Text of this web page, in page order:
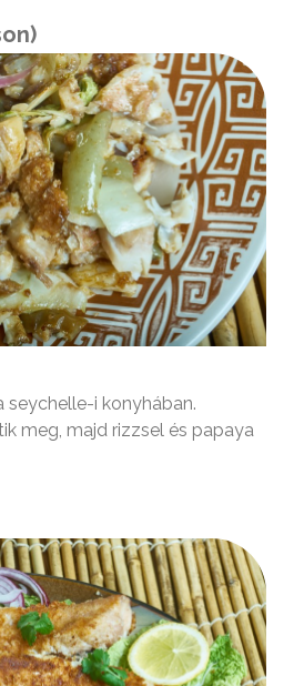
i konyhában.
meg, majd rizzsel és papaya